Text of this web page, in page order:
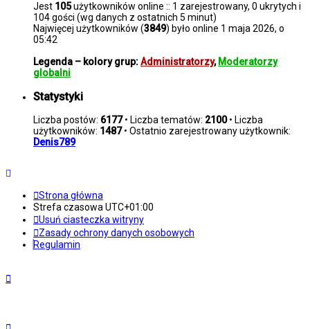
Jest 105użytkowników online :: 1 zarejestrowany, 0 ukrytych i
104 gości (wg danych z ostatnich 5 minut)
Najwięcej użytkowników (3849) było online 1 maja 2026, o
05:42
Legenda – kolory grup:Administratorzy, Moderatorzy
globalni
Statystyki
Liczba postów: 6177• Liczba tematów: 2100• Liczba
użytkowników: 1487• Ostatnio zarejestrowany użytkownik:
Denis789
Strona główna
Strefa czasowa UTC+01:00
Usuń ciasteczka witryny
Zasady ochrony danych osobowych
Regulamin